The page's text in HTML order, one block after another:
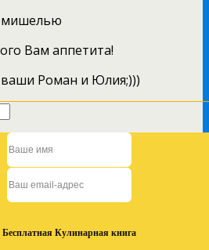
Вам аппетита!
Роман и Юлия;)))